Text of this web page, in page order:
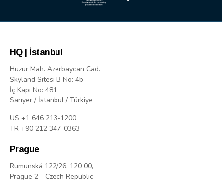
HQ | İstanbul
Huzur Mah. Azerbaycan Cad.
Skyland Sitesi B No: 4b
İç Kapı No: 481
Sarıyer / İstanbul / Türkiye
US +1 646 213-1200
TR +90 212 347-0363
Prague
Rumunská 122/26, 120 00,
Prague 2 - Czech Republic